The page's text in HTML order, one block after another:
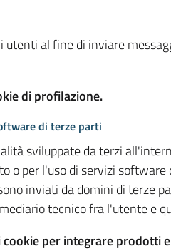
utenti al fine di inviare
di profilazione.
di terze parti
sviluppate da terzi
o per l'uso di servizi
inviati da domini di terze
tecnico fra l'utente e
per integrare prodotti